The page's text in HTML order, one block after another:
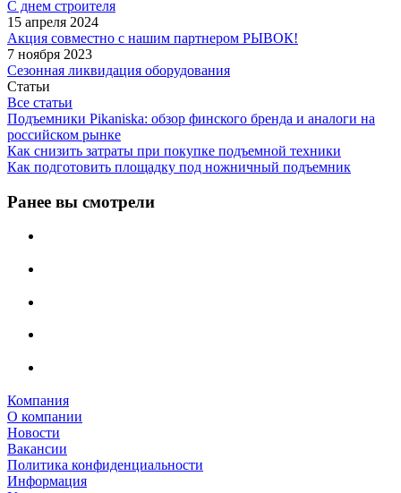
С днем строителя
15 апреля 2024
Акция совместно с нашим партнером РЫВОК!
7 ноября 2023
Сезонная ликвидация оборудования
Статьи
Все статьи
Подъемники Pikaniska: обзор финского бренда и аналоги на
российском рынке
Как снизить затраты при покупке подъемной техники
Как подготовить площадку под ножничный подъемник
Ранее вы смотрели
Компания
О компании
Новости
Вакансии
Политика конфиденциальности
Информация